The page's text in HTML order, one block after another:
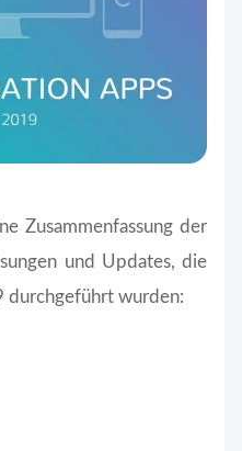
Zusammenfassung der
und Updates, die
durchgeführt wurden: